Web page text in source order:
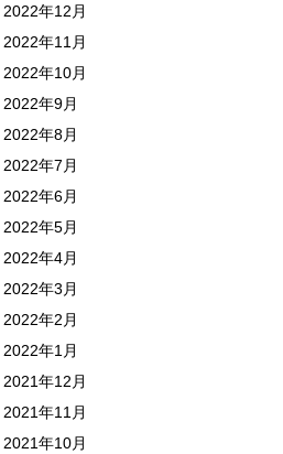
2022年12月
2022年11月
2022年10月
2022年9月
2022年8月
2022年7月
2022年6月
2022年5月
2022年4月
2022年3月
2022年2月
2022年1月
2021年12月
2021年11月
2021年10月